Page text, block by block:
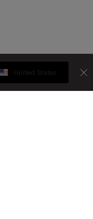
United States